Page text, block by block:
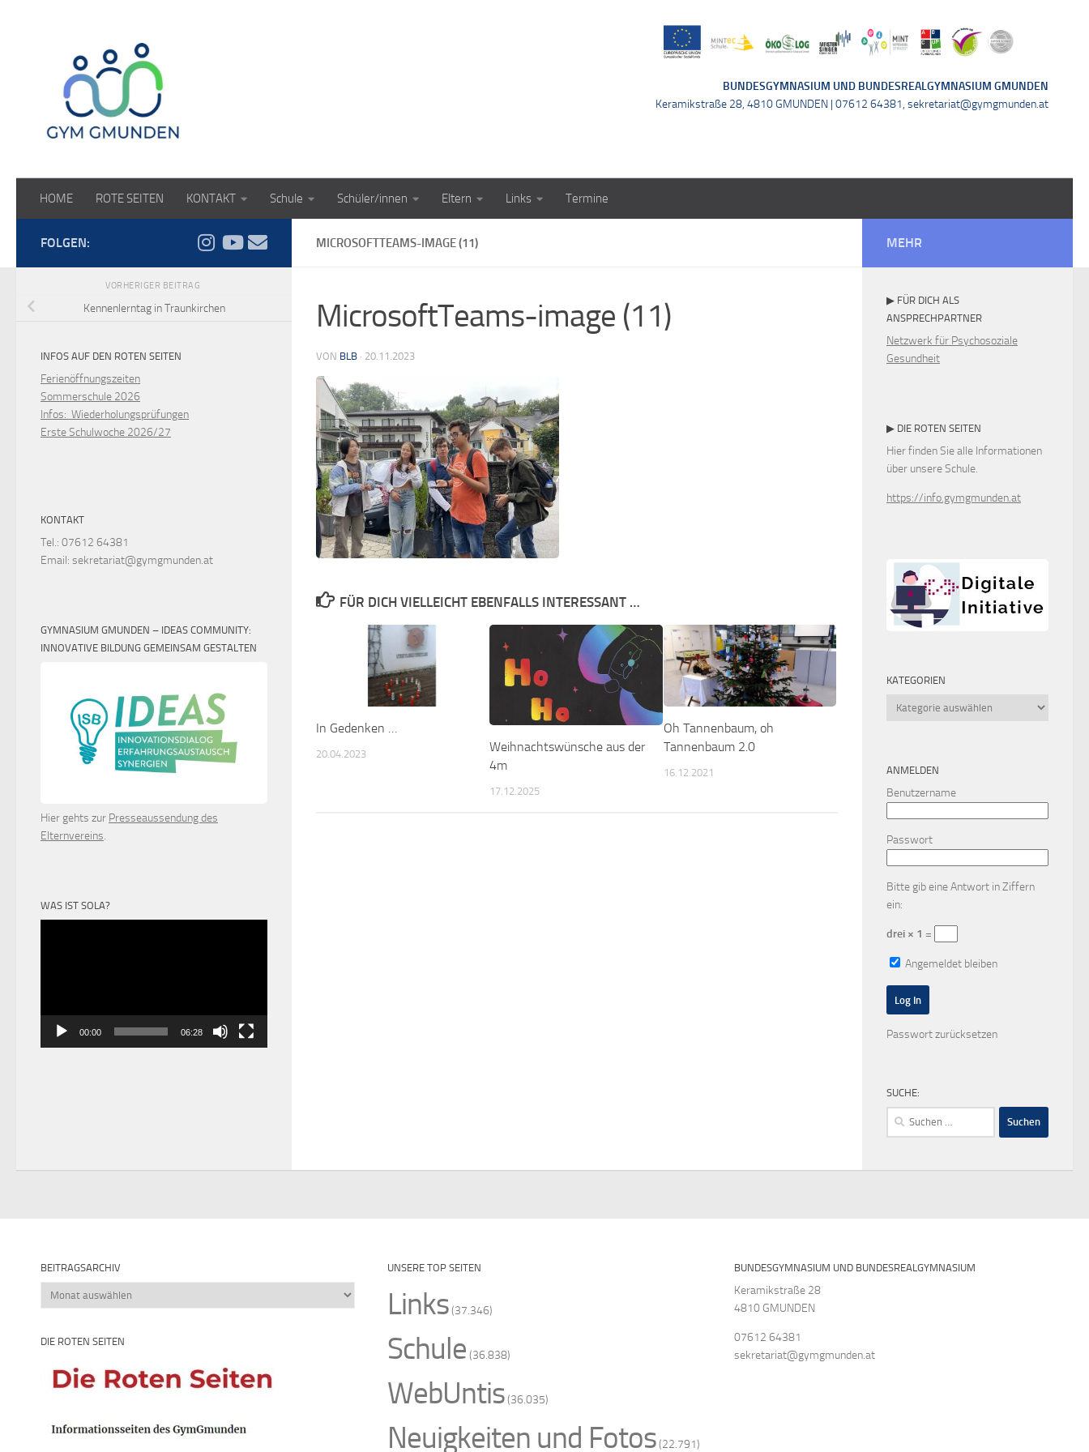
BUNDESGYMNASIUM UND BUNDESREALGYMNASIUM GMUNDEN
Keramikstraße 28, 4810 GMUNDEN | 07612 64381, sekretariat@gymgmunden.at
HOME ROTE SEITEN KONTAKT Schule Schüler/innen Eltern Links Termine
MICROSOFTTEAMS-IMAGE (11)
MicrosoftTeams-image (11)
VON BLB · 20.11.2023
FÜR DICH VIELLEICHT EBENFALLS INTERESSANT …
In Gedenken …
20.04.2023
Weihnachtswünsche aus der
4m
17.12.2025
Oh Tannenbaum, oh
Tannenbaum 2.0
16.12.2021
FOLGEN:
VORHERIGER BEITRAG
Kennenlerntag in Traunkirchen
INFOS AUF DEN ROTEN SEITEN
Ferienöffnungszeiten
Sommerschule 2026
Infos: Wiederholungsprüfungen
Erste Schulwoche 2026/27
KONTAKT
Tel.: 07612 64381
Email: sekretariat@gymgmunden.at
GYMNASIUM GMUNDEN – IDEAS COMMUNITY:
INNOVATIVE BILDUNG GEMEINSAM GESTALTEN
Hier gehts zur Presseaussendung des
Elternvereins.
WAS IST SOLA?
00:00 06:28
MEHR
▶ FÜR DICH ALS
ANSPRECHPARTNER
Netzwerk für Psychosoziale
Gesundheit
▶ DIE ROTEN SEITEN
Hier finden Sie alle Informationen
über unsere Schule.
https://info.gymgmunden.at
KATEGORIEN
Kategorien
ANMELDEN
Benutzername
Passwort
Bitte gib eine Antwort in Ziffern
ein:
drei × 1 =
Angemeldet bleiben
Passwort zurücksetzen
SUCHE:
Suchen
BEITRAGSARCHIV
Beitragsarchiv
DIE ROTEN SEITEN
UNSERE TOP SEITEN
Links(37.346)
Schule (36.838)
WebUntis(36.035)
Neuigkeiten und Fotos(22.791)
BUNDESGYMNASIUM UND BUNDESREALGYMNASIUM
Keramikstraße 28
4810 GMUNDEN
07612 64381
sekretariat@gymgmunden.at